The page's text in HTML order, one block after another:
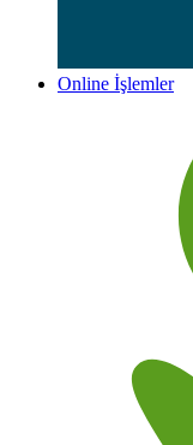
Online İşlemler